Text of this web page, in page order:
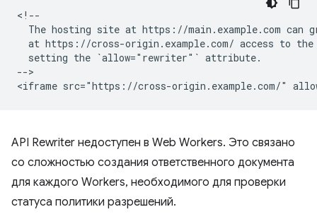
<!--
The hosting site at https://main.example.com can
at https://cross-origin.example.com/ access to
  setting the `allow="rewriter"` attribute.
-->
API Rewriter недоступен в Web Workers. Это связано
со сложностью создания ответственного документа
для каждого Workers, необходимого для проверки
статуса политики разрешений.